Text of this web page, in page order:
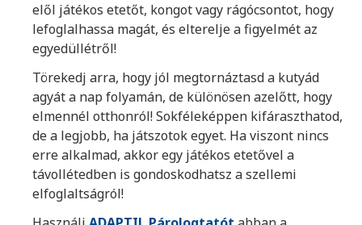
elől játékos etetőt, kongot vagy rágócsontot, hogy
lefoglalhassa magát, és elterelje a figyelmét az
egyedüllétről!
Törekedj arra, hogy jól megtornáztasd a kutyád
agyát a nap folyamán, de különösen azelőtt, hogy
elmennél otthonról! Sokféleképpen kifáraszthatod,
de a legjobb, ha játszotok egyet. Ha viszont nincs
erre alkalmad, akkor egy játékos etetővel a
távollétedben is gondoskodhatsz a szellemi
elfoglaltságról!